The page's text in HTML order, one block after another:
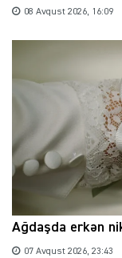
08 Avqust 2026, 16:09
Ağdaşda erkən
07 Avqust 2026, 23:43